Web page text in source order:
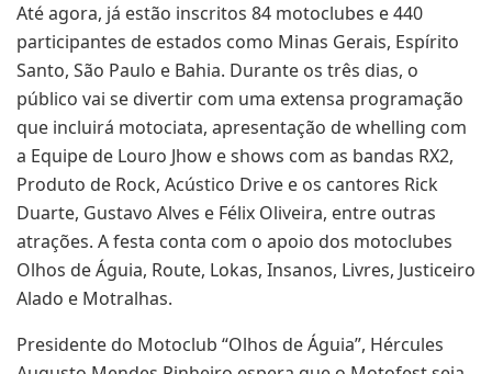
Até agora, já estão inscritos 84 motoclubes e 440
participantes de estados como Minas Gerais, Espírito
Santo, São Paulo e Bahia. Durante os três dias, o
público vai se divertir com uma extensa programação
que incluirá motociata, apresentação de whelling com
a Equipe de Louro Jhow e shows com as bandas RX2,
Produto de Rock, Acústico Drive e os cantores Rick
Duarte, Gustavo Alves e Félix Oliveira, entre outras
atrações. A festa conta com o apoio dos motoclubes
Olhos de Águia, Route, Lokas, Insanos, Livres, Justiceiro
Alado e Motralhas.
Presidente do Motoclub “Olhos de Águia”, Hércules